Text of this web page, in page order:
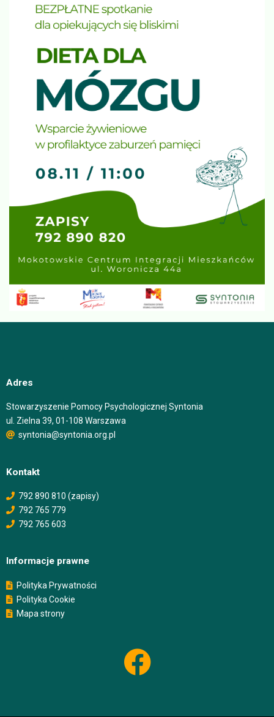
Adres
Stowarzyszenie Pomocy Psychologicznej Syntonia
ul. Zielna 39, 01-108 Warszawa
syntonia@syntonia.org.pl
Kontakt
792 890 810 (zapisy)
792 765 779
792 765 603
Informacje prawne
Polityka Prywatności
Polityka Cookie
Mapa strony